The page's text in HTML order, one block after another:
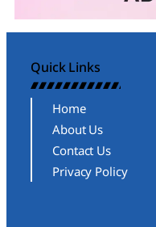
Quick Links
Home
About Us
Contact Us
Privacy Policy